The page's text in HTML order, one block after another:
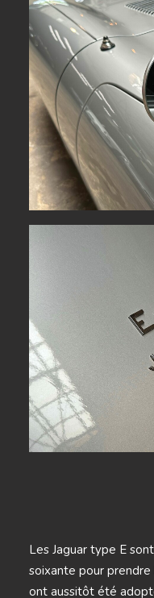
Les Jaguar type E
soixante pour
ont aussitôt été